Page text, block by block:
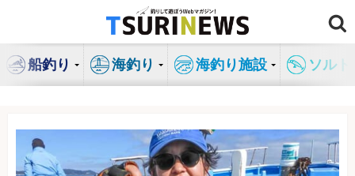
ン
船釣り 海釣り 海釣り施設 ソル